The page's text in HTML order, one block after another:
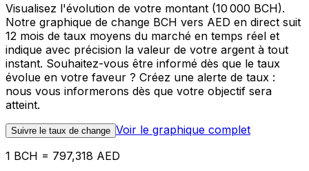
Visualisez l'évolution de votre montant (10 000 BCH).
Notre graphique de change BCH vers AED en direct suit
12 mois de taux moyens du marché en temps réel et
indique avec précision la valeur de votre argent à tout
instant. Souhaitez-vous être informé dès que le taux
évolue en votre faveur ? Créez une alerte de taux :
nous vous informerons dès que votre objectif sera
atteint.
Suivre le taux de change Voir le graphique complet
1 BCH = 797,318 AED